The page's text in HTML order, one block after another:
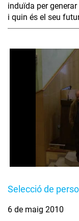
induïda per
i quin és el seu
Selecció de
6 de maig 2010